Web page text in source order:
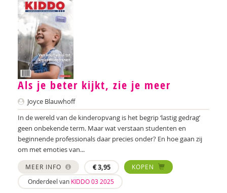
Marijke Adema
Ilse Aerden
Pauline van Aken
Evelyn Akkermans
Robbert Almekinders
Teatske Altenburg
Creative Learning and Play
Iris Andriessen
Nilay Ardjosemito
Als je beter kijkt, zie je meer
Joyce Blauwhoff
In de wereld van de kinderopvang is het begrip ‘lastig gedrag’
geen onbekende term. Maar wat verstaan studenten en
beginnende professionals daar precies onder? En hoe gaan zij
om met emoties van...
MEER INFO €3,95
KOPEN
Onderdeel van KIDDO 03 2025